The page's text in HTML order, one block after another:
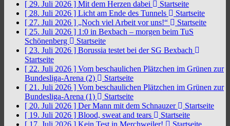
[ 29. Juli 2026 ] Mit dem Herzen dabei
Startseite
[ 28. Juli 2026 ] Licht am Ende des Tunnels
Startseite
[ 27. Juli 2026 ] „Noch viel Arbeit vor uns!“
Startseite
[ 25. Juli 2026 ] 1:0 in Bexbach – morgen beim TuS
Schönenberg
Startseite
[ 23. Juli 2026 ] Borussia testet bei der SG Bexbach
Startseite
[ 22. Juli 2026 ] Vom beschaulichen Plätzchen im Grünen zur
Bundesliga-Arena (2)
Startseite
[ 21. Juli 2026 ] Vom beschaulichen Plätzchen im Grünen zur
Bundesliga-Arena (1)
Startseite
[ 20. Juli 2026 ] Der Mann mit dem Schnauzer
Startseite
[ 19. Juli 2026 ] Blood, sweat and tears
Startseite
[ 17. Juli 2026 ] Kein Test in Merchweiler!
Startseite